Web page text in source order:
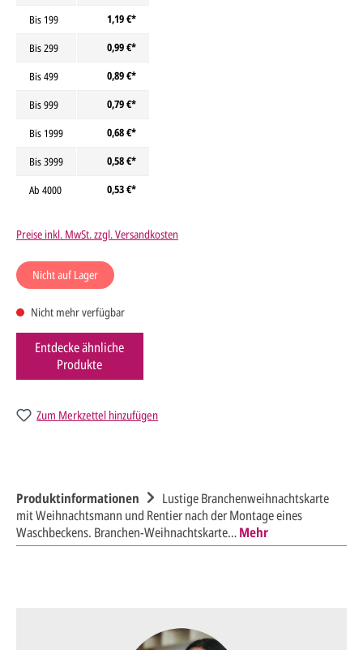
Bis 199
1,19 €*
Bis299
0,99 €*
Bis499
0,89 €*
Bis999
0,79 €*
Bis 1999
0,68 €*
Bis3999
0,58 €*
Ab 4000 0,53 €*
Preise inkl. MwSt. zzgl. Versandkosten
Nicht auf Lager
Nicht mehr verfügbar
Entdecke ähnliche
Produkte
Zum Merkzettel hinzufügen
Produktinformationen
Lustige Branchenweihnachtskarte
mit Weihnachtsmann und Rentier nach der Montage eines
Waschbeckens. Branchen-Weihnachtskarte…Mehr